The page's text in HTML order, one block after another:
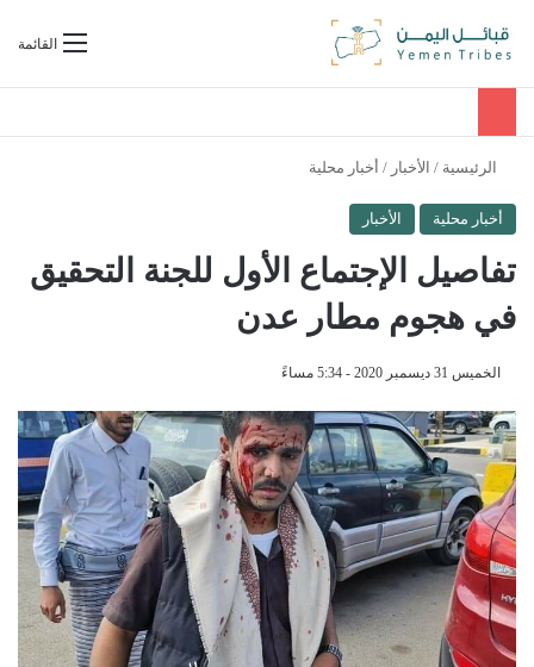
القائمةبحث عن
الرئيسية / الأخبار / أخبار محلية
أخبار محلية الأخبار
تفاصيل الإجتماع الأول للجنة التحقيق
في هجوم مطار عدن
الخميس 31 ديسمبر 2020 - 5:34 مساءً